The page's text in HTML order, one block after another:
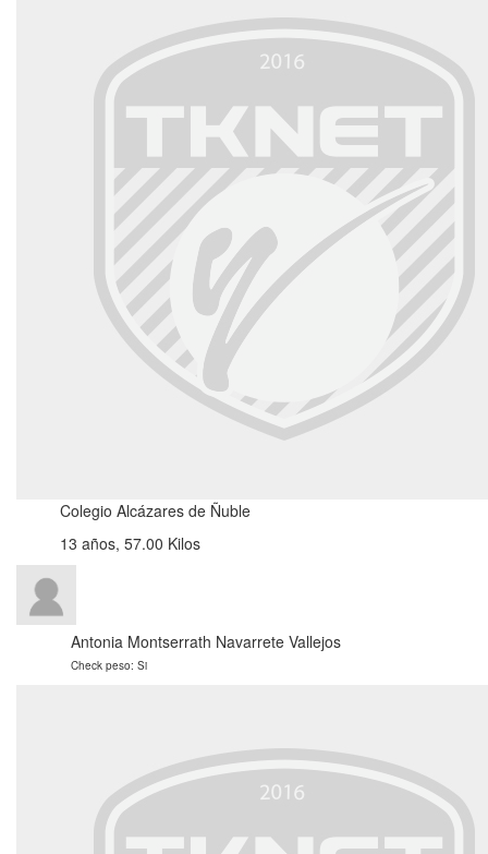
Colegio Alcázares de Ñuble
13 años, 57.00 Kilos
Antonia Montserrath Navarrete Vallejos
Check peso: Si